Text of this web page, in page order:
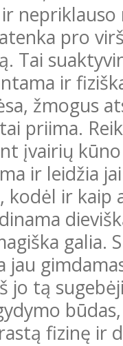
nepriklauso
pro
Tai
ir
žmogus
priima.
įvairių
ir leidžia
kodėl ir
galia.
jau
jo tą
fizinę ir